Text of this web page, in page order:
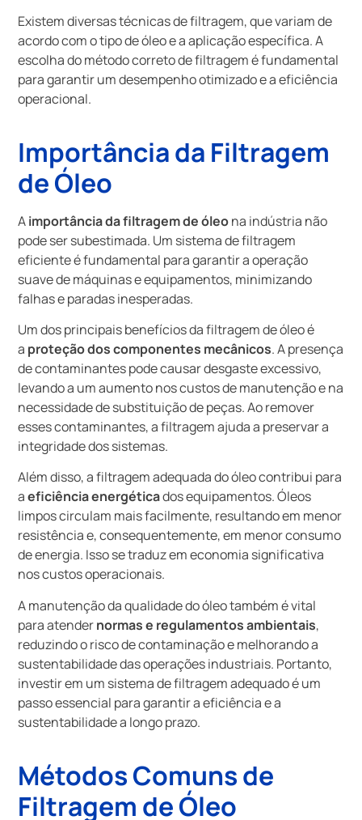
Existem diversas técnicas de filtragem, que variam de
acordo com o tipo de óleo e a aplicação específica. A
escolha do método correto de filtragem é fundamental
para garantir um desempenho otimizado e a eficiência
operacional.
Importância da Filtragem
de Óleo
Aimportância da filtragem de óleona indústria não
pode ser subestimada. Um sistema de filtragem
eficiente é fundamental para garantir a operação
suave de máquinas e equipamentos, minimizando
falhas e paradas inesperadas.
Um dos principais benefícios da filtragem de óleo é
a proteção dos componentes mecânicos. A presença
de contaminantes pode causar desgaste excessivo,
levando a um aumento nos custos de manutenção e na
necessidade de substituição de peças. Ao remover
esses contaminantes, a filtragem ajuda a preservar a
integridade dos sistemas.
Além disso, a filtragem adequada do óleo contribui para
aeficiência energéticados equipamentos. Óleos
limpos circulam mais facilmente, resultando em menor
resistência e, consequentemente, em menor consumo
de energia. Isso se traduz em economia significativa
nos custos operacionais.
A manutenção da qualidade do óleo também é vital
para atendernormas e regulamentos ambientais,
reduzindo o risco de contaminação e melhorando a
sustentabilidade das operações industriais. Portanto,
investir em um sistema de filtragem adequado é um
passo essencial para garantir a eficiência e a
sustentabilidade a longo prazo.
Métodos Comuns de
Filtragem de Óleo